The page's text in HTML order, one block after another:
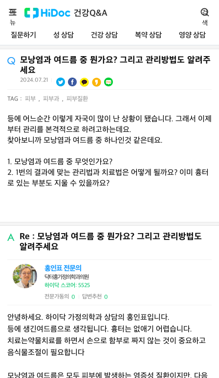
건강Q&A
질문하기 성 상담 건강 상담 복약 상담 영양 상담
메
뉴
검
색
모낭염과 여드름 중 뭔가요? 그리고 관리방법도 알려주
세요
2024.07.21
TAG : 피부 , 피부과 , 피부질환
등에 어느순간 이렇게 자국이 많이 난 상황이 됐습니다. 그래서 이제
부터 관리를 본격적으로 하려고하는데요.
찾아보니까 모낭염과 여드름 중 하나인것 같은데요.
1. 모낭염과 여드름 중 무엇인가요?
2. 1번의 결과에 맞는 관리법과 치료법은 어떻게 될까요? 이미 흉터
로 있는 부분도 지울 수 있을까요?
Re : 모낭염과 여드름 중 뭔가요? 그리고 관리방법도
알려주세요
홍인표 전문의
닥터홍가정의학과의원
하이닥 스코어: 5525
전문가동의 0 답변추천 0
안녕하세요. 하이닥 가정의학과 상담의 홍인표입니다.
등에 생긴여드름으로 생각됩니다. 흉터는 없애기 어렵습니다.
치료는약물치료를 하면서 손으로 함부로 짜지 않는 것이 중요하고
음식물조절이 필요합니다